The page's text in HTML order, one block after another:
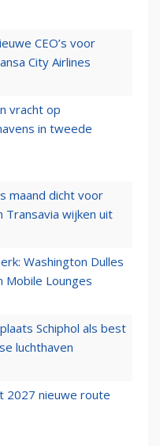
CEO’s voor
City Airlines
vracht op
in tweede
maand dicht voor
Transavia wijken uit
Washington Dulles
Mobile Lounges
Schiphol als best
luchthaven
2027 nieuwe route